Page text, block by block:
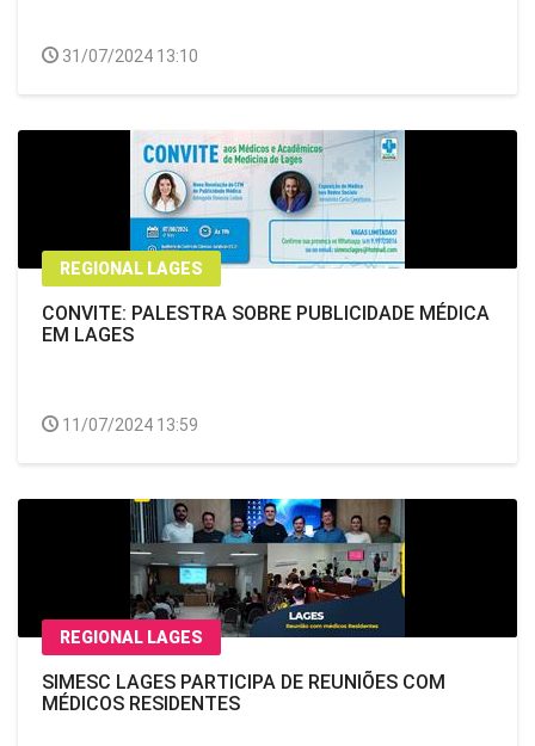
31/07/2024 13:10
REGIONAL LAGES
CONVITE: PALESTRA SOBRE PUBLICIDADE MÉDICA
EM LAGES
11/07/2024 13:59
REGIONAL LAGES
SIMESC LAGES PARTICIPA DE REUNIÕES COM
MÉDICOS RESIDENTES